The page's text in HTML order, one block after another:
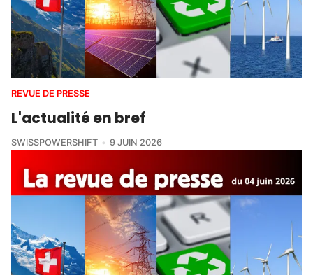
REVUE DE PRESSE
L'actualité en bref
SWISSPOWERSHIFT 9 JUIN 2026